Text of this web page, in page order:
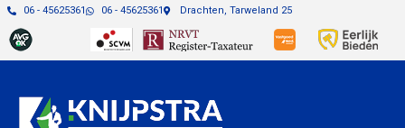
06 - 45625361 06 - 45625361 Drachten, Tarweland 25